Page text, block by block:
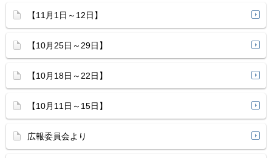
【11月1日～12日】
【10月25日～29日】
【10月18日～22日】
【10月11日～15日】
広報委員会より